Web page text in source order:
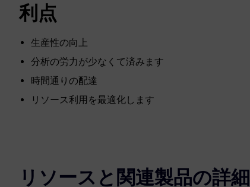
利点
生産性の向上
分析の労力が少なくて済みます
時間通りの配達
リソース利用を最適化します
リソースと関連製品の詳細